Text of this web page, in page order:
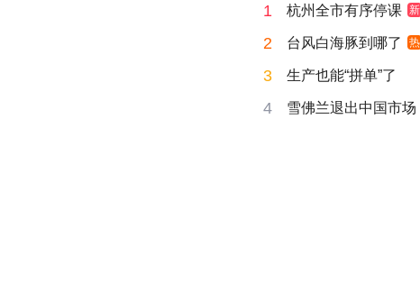
1 杭州全市有序停课 新
2 台风白海豚到哪了 热
3 生产也能“拼单”了
4 雪佛兰退出中国市